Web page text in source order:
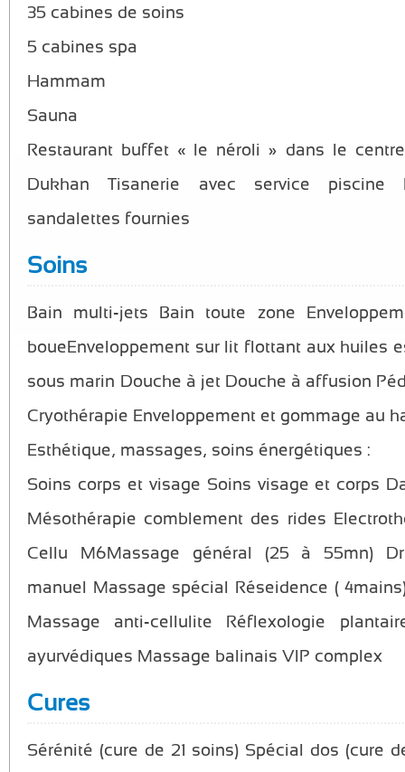
35 cabines de soins
5 cabines spa
Hammam
Sauna
Restaurant buffet « le néroli » dans le
Dukhan Tisanerie avec service piscine
sandalettes fournies
Soins
Bain multi-jets Bain toute zone
boueEnveloppement sur lit flottant aux huiles
sous marin Douche à jet Douche à affusion
Cryothérapie Enveloppement et gommage au
Esthétique, massages, soins énergétiques :
Soins corps et visage Soins visage et corps
Mésothérapie comblement des rides
Cellu M6Massage général (25 à 55mn)
manuel Massage spécial Réseidence (
Massage anti-cellulite Réflexologie
ayurvédiques Massage balinais VIP complex
Cures
Sérénité (cure de 21 soins) Spécial dos (cure